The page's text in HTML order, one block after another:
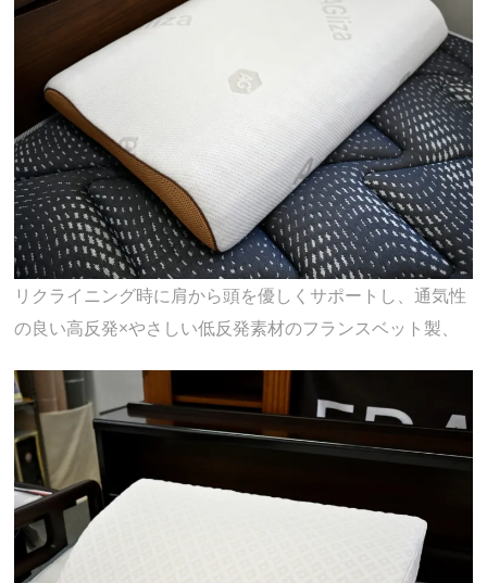
リクライニング時に肩から頭を優しくサポートし、通気性
の良い高反発×やさしい低反発素材のフランスベット製、